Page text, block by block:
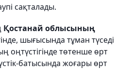
сақталады.
Қостанай облысының
шығысында тұман түседі
оңтүстігінде төтенше өрт
батысында жоғары өрт